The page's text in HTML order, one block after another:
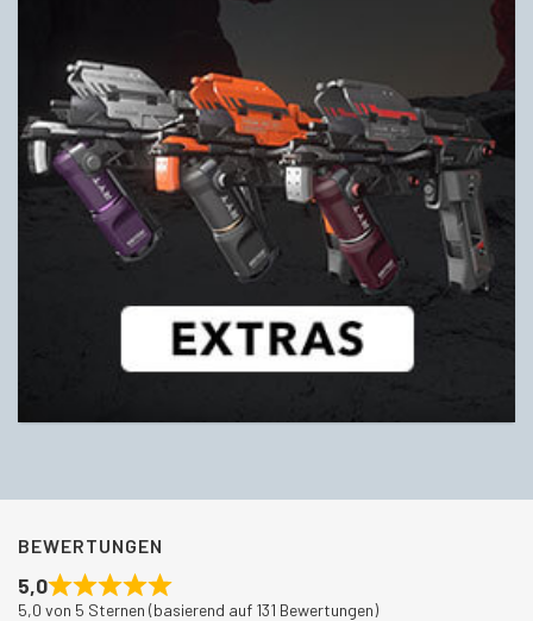
BEWERTUNGEN
5,0
5,0 von 5 Sternen (basierend auf 131 Bewertungen)